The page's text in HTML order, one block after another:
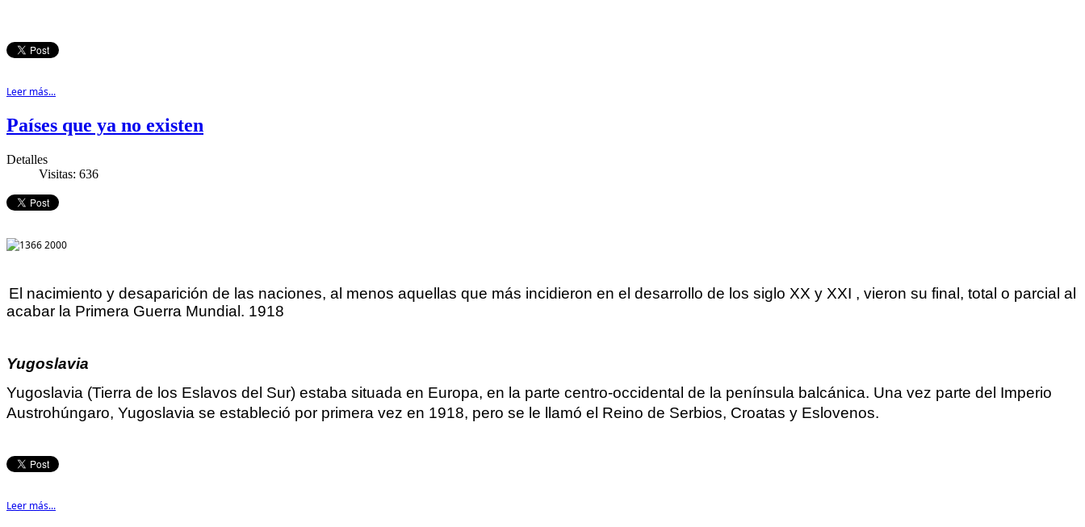
Leer más...
Países que ya no existen
Detalles
Visitas: 636
El nacimiento y desaparición de las naciones, al menos aquellas que más incidieron en el desarrollo de los siglo XX y XXI , vieron su final, total o parcial al
acabar la Primera Guerra Mundial. 1918
Yugoslavia
Yugoslavia (Tierra de los Eslavos del Sur) estaba situada en Europa, en la parte centro-occidental de la península balcánica. Una vez parte del Imperio
Austrohúngaro, Yugoslavia se estableció por primera vez en 1918, pero se le llamó el Reino de Serbios, Croatas y Eslovenos.
Leer más...